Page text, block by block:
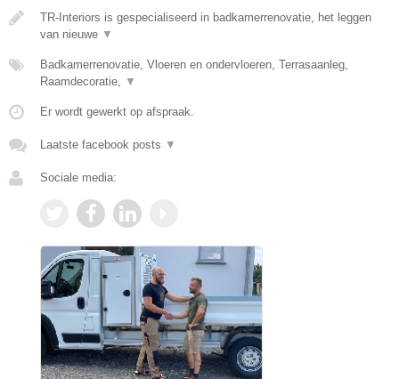
TR-Interiors is gespecialiseerd in badkamerrenovatie, het leggen
van nieuwe ▼
Badkamerrenovatie, Vloeren en ondervloeren, Terrasaanleg,
Raamdecoratie, ▼
Er wordt gewerkt op afspraak.
Laatste facebook posts ▼
Sociale media: